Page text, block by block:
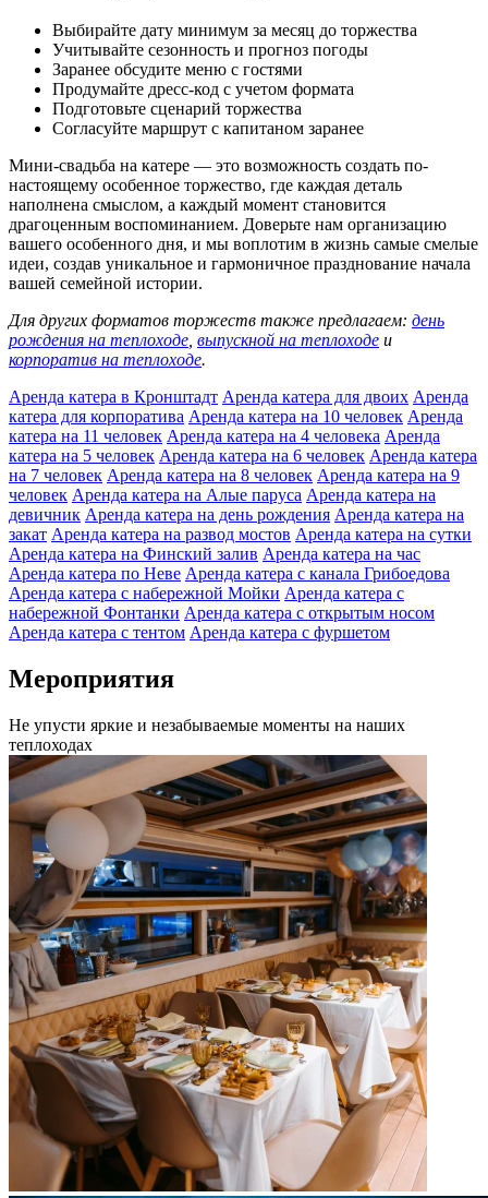
Выбирайте дату минимум за месяц до торжества
Учитывайте сезонность и прогноз погоды
Заранее обсудите меню с гостями
Продумайте дресс-код с учетом формата
Подготовьте сценарий торжества
Согласуйте маршрут с капитаном заранее
Мини-свадьба на катере — это возможность создать по-
настоящему особенное торжество, где каждая деталь
наполнена смыслом, а каждый момент становится
драгоценным воспоминанием. Доверьте нам организацию
вашего особенного дня, и мы воплотим в жизнь самые смелые
идеи, создав уникальное и гармоничное празднование начала
вашей семейной истории.
Для других форматов торжеств также предлагаем: день
рождения на теплоходе выпускной на теплоходе и
корпоратив на теплоходе.
Аренда катера в Кронштадт Аренда катера для двоих Аренда
катера для корпоратива Аренда катера на 10 человек Аренда
катера на 11 человек Аренда катера на 4 человека Аренда
катера на 5 человек Аренда катера на 6 человек Аренда катера
на 7 человек Аренда катера на 8 человек Аренда катера на 9
человек Аренда катера на Алые паруса Аренда катера на
девичник Аренда катера на день рождения Аренда катера на
закат Аренда катера на развод мостов Аренда катера на сутки
Аренда катера на Финский залив Аренда катера на час
Аренда катера по Неве Аренда катера с канала Грибоедова
Аренда катера с набережной Мойки Аренда катера с
набережной Фонтанки Аренда катера с открытым носом
Аренда катера с тентом Аренда катера с фуршетом
Мероприятия
Не упусти яркие и незабываемые моменты на наших
теплоходах